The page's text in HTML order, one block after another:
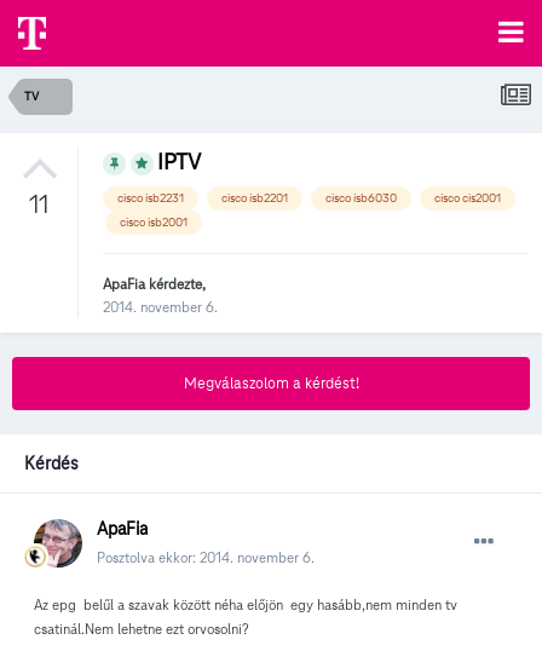
TV
11
IPTV
cisco isb2231 cisco isb2201 cisco isb6030
cisco cis2001
cisco isb2001
ApaFiakérdezte,
2014. november 6.
Megválaszolom a kérdést!
Kérdés
ApaFia
Posztolva ekkor: 2014. november 6.
Az epg belűl a szavak között néha előjön egy hasább,nem minden tv
csatinál.Nem lehetne ezt orvosolni?